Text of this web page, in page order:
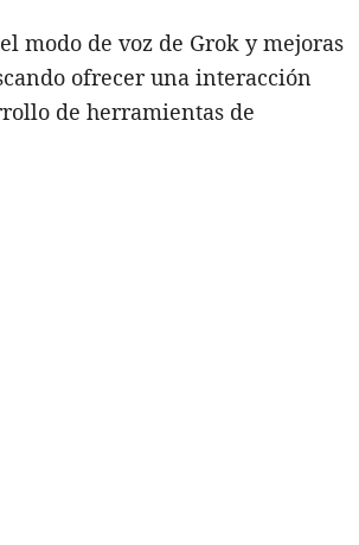
modo de voz de Grok y mejoras
ofrecer una interacción
de herramientas de